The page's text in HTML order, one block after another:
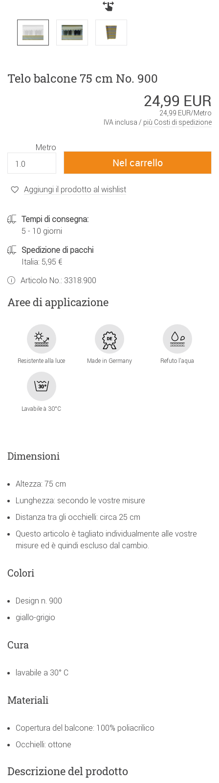
Telo balcone 75 cm No. 900
24,99 EUR
24,99 EUR/Metro
IVA inclusa / più Costi di spedizione
Metro
Aggiungi il prodotto al wishlist
Tempi di consegna:
5 - 10 giorni
Spedizione di pacchi
Italia: 5,95 €
Articolo No.: 3318.900
Aree di applicazione
Resistente alla luce Made in Germany Refuto l'aqua
Lavabile à 30°C
Dimensioni
Altezza: 75 cm
Lunghezza: secondo le vostre misure
Distanza tra gli occhielli: circa 25 cm
Questo articolo è tagliato individualmente alle vostre
misure ed è quindi escluso dal cambio.
Colori
Design n. 900
giallo-grigio
Cura
lavabile a 30° C
Materiali
Copertura del balcone: 100% poliacrilico
Occhielli: ottone
Descrizione del prodotto